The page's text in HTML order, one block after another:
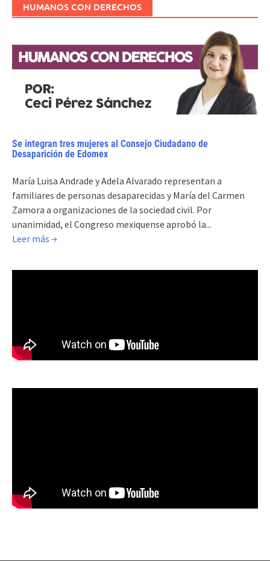
HUMANOS CON DERECHOS
Se integran tres mujeres al Consejo Ciudadano de
Desaparición de Edomex
María Luisa Andrade y Adela Alvarado representan a
familiares de personas desaparecidas y María del Carmen
Zamora a organizaciones de la sociedad civil. Por
unanimidad, el Congreso mexiquense aprobó la...
Leer más →